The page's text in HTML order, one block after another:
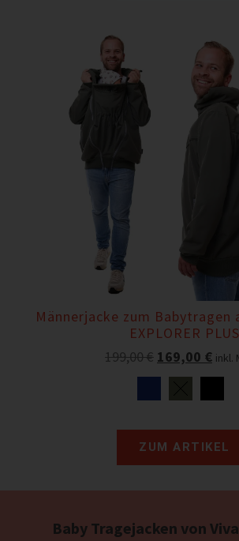
Männerjacke zum Babytragen
EXPLORER PLUS
199,00€ 169,00 € inkl.
ZUM ARTIKEL
Baby Tragejacken von